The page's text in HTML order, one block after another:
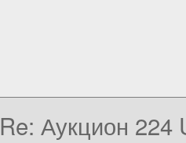
Re: Аукцион 224